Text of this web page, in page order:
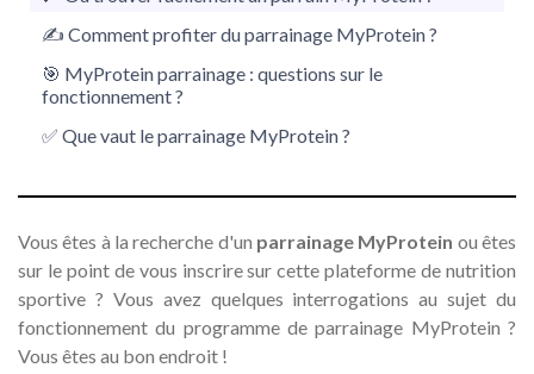
✍️ Comment profiter du parrainage MyProtein ?
🎯 MyProtein parrainage : questions sur le
fonctionnement ?
✅ Que vaut le parrainage MyProtein ?
Vous êtes à la recherche d'un parrainage MyProtein ou êtes
sur le point de vous inscrire sur cette plateforme de nutrition
sportive ? Vous avez quelques interrogations au sujet du
fonctionnement du programme de parrainage MyProtein ?
Vous êtes au bon endroit !